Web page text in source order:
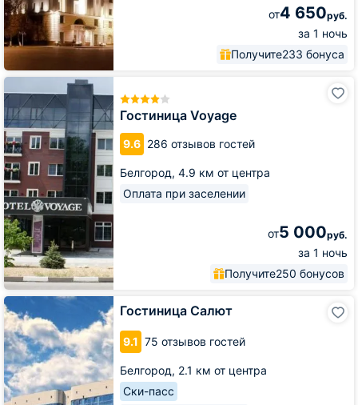
от4 650руб.
за 1 ночь
Получите233 бонуса
Гостиница Voyage
9.6 286 отзывов гостей
Белгород, 4.9 км от центра
Оплата при заселении
от5 000руб.
за 1 ночь
Получите250 бонусов
Гостиница
Voyage
Гостиница Салют
9.1 75 отзывов гостей
Белгород, 2.1 км от центра
Ски-пасс
Гостиница
Салют